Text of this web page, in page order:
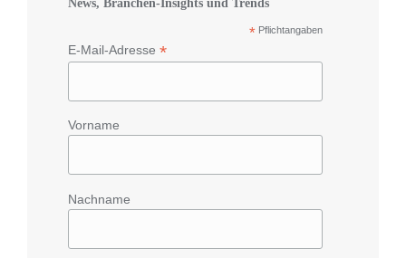
News, Branchen-Insights und Trends
* Pflichtangaben
E-Mail-Adresse *
Vorname
Nachname